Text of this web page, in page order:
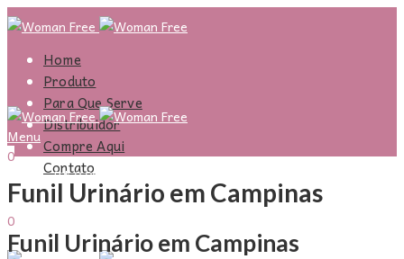
Home
Produto
Para Que Serve
Distribuidor
Compre Aqui
Contato
Olá, Entrar
0
Carrinho R$ 0,00
Menu
0
Carrinho R$0,00
Funil Urinário em Campinas
Funil Urinário em Campinas